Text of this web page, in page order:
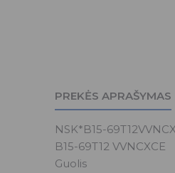
PREKĖS APRAŠYMAS
NSK*B15-
B15-69T12 VVNCXCE
Guolis